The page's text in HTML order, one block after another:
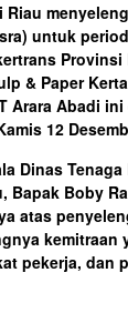
Riau
untuk
Provinsi
& Paper
Arara Abadi
12
Dinas Tenaga
Bapak Boby
atas
kemitraan
pekerja, dan